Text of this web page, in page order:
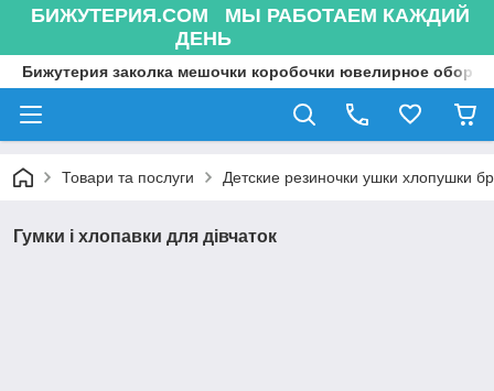
БИЖУТЕРИЯ.COM МЫ РАБОТАЕМ КАЖДИЙ
ДЕНЬ
Бижутерия заколка мешочки коробочки ювелирное
Товари та послуги Детские резиночки ушки хлопушки
Гумки і хлопавки для дівчаток